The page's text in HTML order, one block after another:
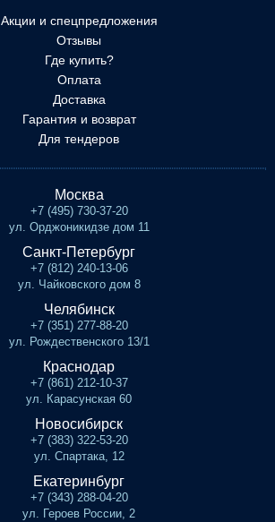
Акции и спецпредложения
Отзывы
Где купить?
Оплата
Доставка
Гарантия и возврат
Для тендеров
Москва
+7 (495) 730-37-20
ул. Орджоникидзе дом 11
Санкт-Петербург
+7 (812) 240-13-06
ул. Чайковского дом 8
Челябинск
+7 (351) 277-88-20
ул. Рождественского 13/1
Краснодар
+7 (861) 212-10-37
ул. Карасунская 60
Новосибирск
+7 (383) 322-53-20
ул. Спартака, 12
Екатеринбург
+7 (343) 288-04-20
ул. Героев России, 2